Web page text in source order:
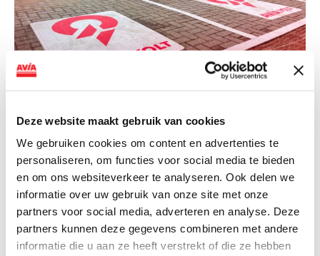
Deze website maakt gebruik van cookies
We gebruiken cookies om content en advertenties te
personaliseren, om functies voor social media te bieden
en om ons websiteverkeer te analyseren. Ook delen we
informatie over uw gebruik van onze site met onze
partners voor social media, adverteren en analyse. Deze
partners kunnen deze gegevens combineren met andere
informatie die u aan ze heeft verstrekt of die ze hebben
NIEUWS
AVIA VOLT en Fletcher Hotels starten
landelijke uitrol van DC-
snellaadinfrastructuur
AVIA VOLT en Fletcher Hotels starten landelijke uitrol
van DC-snellaadinfrastructuur AVIA VOLT en...
Lees verder